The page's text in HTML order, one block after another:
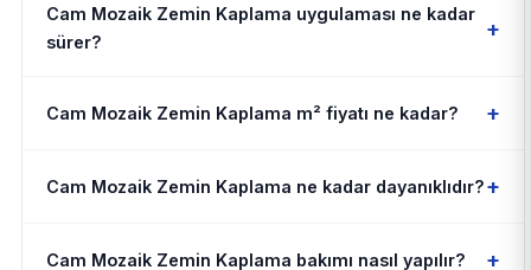
Cam Mozaik Zemin Kaplama uygulaması ne kadar
sürer?
+
Cam Mozaik Zemin Kaplama m² fiyatı ne kadar? +
Cam Mozaik Zemin Kaplama ne kadar dayanıklıdır?+
Cam Mozaik Zemin Kaplama bakımı nasıl yapılır? +